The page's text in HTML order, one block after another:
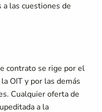
las cuestiones de
contrato se rige por el
OIT y por las demás
Cualquier oferta de
a la